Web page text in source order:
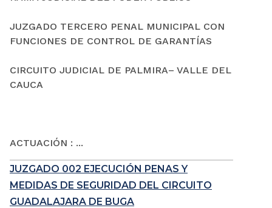
JUZGADO TERCERO PENAL MUNICIPAL CON
FUNCIONES DE CONTROL DE GARANTÍAS
CIRCUITO JUDICIAL DE PALMIRA– VALLE DEL
CAUCA
ACTUACIÓN : ...
JUZGADO 002 EJECUCIÓN PENAS Y
MEDIDAS DE SEGURIDAD DEL CIRCUITO
GUADALAJARA DE BUGA